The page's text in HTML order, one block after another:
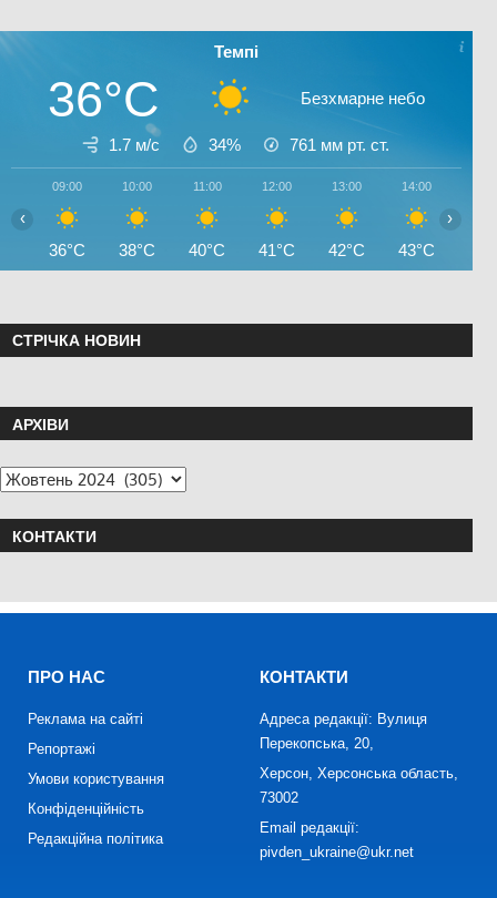
Темпі
36°C Безхмарне небо
1.7 м/с 34% 761 мм рт. ст.
09:00
36°C
10:00
38°C
11:00
40°C
12:00
41°C
13:00
42°C
14:00
43°C
‹ ›
СТРІЧКА НОВИН
АРХІВИ
КОНТАКТИ
ПРО НАС
Реклама на сайті
Репортажі
Умови користування
Конфіденційність
Редакційна політика
КОНТАКТИ
Адреса редакції: Вулиця
Перекопська, 20,
Херсон, Херсонська область,
73002
Email редакції:
pivden_ukraine@ukr.net